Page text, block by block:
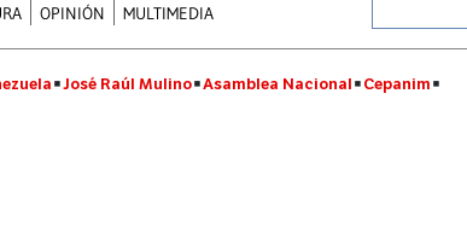
OPINIÓN MULTIMEDIA
José Raúl Mulino Asamblea Nacional Cepanim